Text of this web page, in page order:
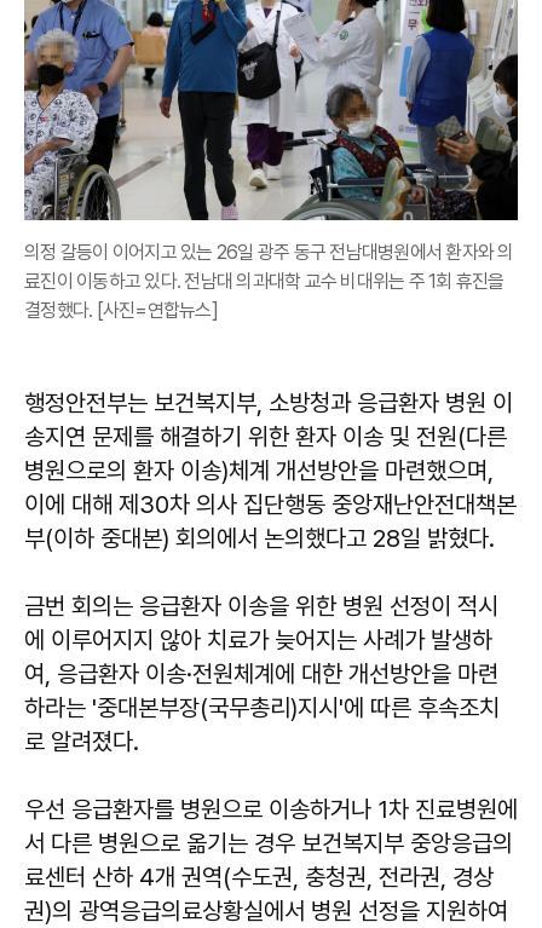
의정 갈등이 이어지고 있는 26일 광주 동구 전남대병원에서 환자와 의
료진이 이동하고 있다. 전남대 의과대학 교수 비대위는 주 1회 휴진을
결정했다. [사진=연합뉴스]
행정안전부는 보건복지부, 소방청과 응급환자 병원 이
송지연 문제를 해결하기 위한 환자 이송 및 전원(다른
병원으로의 환자 이송)체계 개선방안을 마련했으며,
이에 대해 제30차 의사 집단행동 중앙재난안전대책본
부(이하 중대본) 회의에서 논의했다고 28일 밝혔다.
금번 회의는 응급환자 이송을 위한 병원 선정이 적시
에 이루어지지 않아 치료가 늦어지는 사례가 발생하
여, 응급환자 이송·전원체계에 대한 개선방안을 마련
하라는 '중대본부장(국무총리)지시'에 따른 후속조치
로 알려졌다.
우선 응급환자를 병원으로 이송하거나 1차 진료병원에
서 다른 병원으로 옮기는 경우 보건복지부 중앙응급의
료센터 산하 4개 권역(수도권, 충청권, 전라권, 경상
권)의 광역응급의료상황실에서 병원 선정을 지원하여